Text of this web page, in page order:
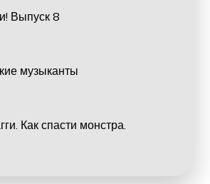
Выпуск 8
музыканты
Как спасти монстра.